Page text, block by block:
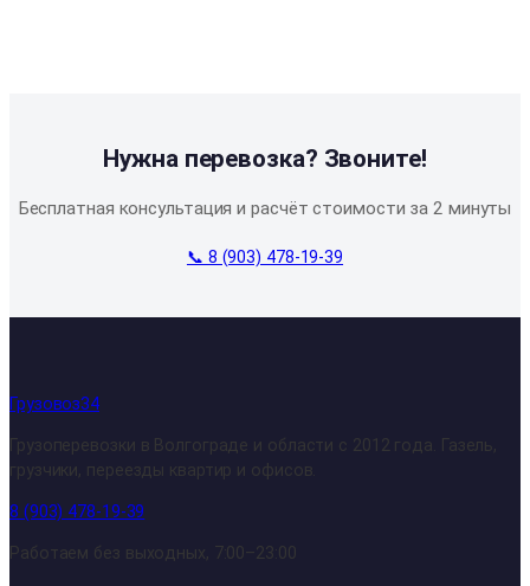
Нужна перевозка? Звоните!
Бесплатная консультация и расчёт стоимости за 2 минуты
📞 8 (903) 478-19-39
Грузовоз34
Грузоперевозки в Волгограде и области с 2012 года. Газель,
грузчики, переезды квартир и офисов.
8 (903) 478-19-39
Работаем без выходных, 7:00–23:00